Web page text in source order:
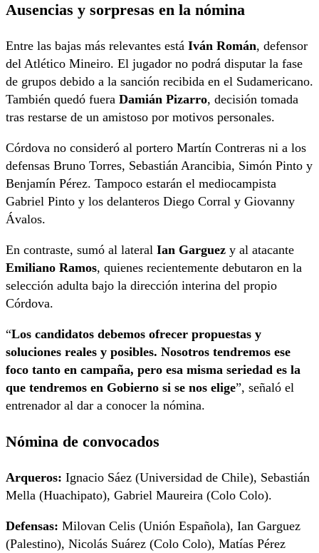
Ausencias y sorpresas en la nómina
Entre las bajas más relevantes está Iván Román, defensor
del Atlético Mineiro. El jugador no podrá disputar la fase
de grupos debido a la sanción recibida en el Sudamericano.
También quedó fuera Damián Pizarro, decisión tomada
tras restarse de un amistoso por motivos personales.
Córdova no consideró al portero Martín Contreras ni a los
defensas Bruno Torres, Sebastián Arancibia, Simón Pinto y
Benjamín Pérez. Tampoco estarán el mediocampista
Gabriel Pinto y los delanteros Diego Corral y Giovanny
Ávalos.
En contraste, sumó al lateral Ian Garguez y al atacante
Emiliano Ramos, quienes recientemente debutaron en la
selección adulta bajo la dirección interina del propio
Córdova.
“Los candidatos debemos ofrecer propuestas y
soluciones reales y posibles. Nosotros tendremos ese
foco tanto en campaña, pero esa misma seriedad es la
que tendremos en Gobierno si se nos elige”, señaló el
entrenador al dar a conocer la nómina.
Nómina de convocados
Arqueros: Ignacio Sáez (Universidad de Chile), Sebastián
Mella (Huachipato), Gabriel Maureira (Colo Colo).
Defensas: Milovan Celis (Unión Española), Ian Garguez
(Palestino), Nicolás Suárez (Colo Colo), Matías Pérez